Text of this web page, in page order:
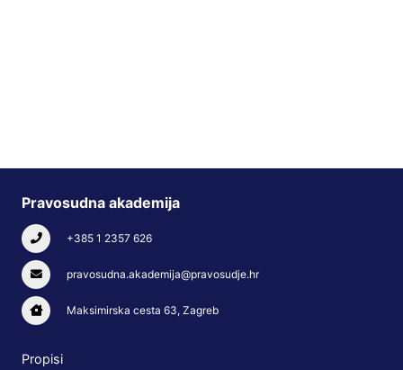
Pravosudna akademija
+385 1 2357 626
pravosudna.akademija@pravosudje.hr
Maksimirska cesta 63, Zagreb
Propisi